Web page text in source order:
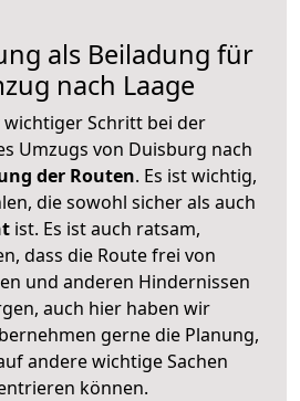
als Beiladung für
nach Laage
wichtiger Schritt bei der
Umzugs von Duisburg nach
der Routen. Es ist wichtig,
die sowohl sicher als auch
ist. Es ist auch ratsam,
dass die Route frei von
und anderen Hindernissen
auch hier haben wir
gerne die Planung,
andere wichtige Sachen
können.